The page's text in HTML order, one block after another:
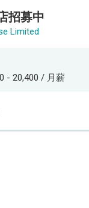
招募中
Limited
- 20,400 / 月薪